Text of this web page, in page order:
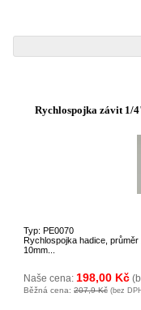
Rychlospojka závit 1/
Typ: PE0070
Rychlospojka hadice,
10mm...
Naše cena: 198,00 Kč
Běžná cena: 207,9 Kč (bez